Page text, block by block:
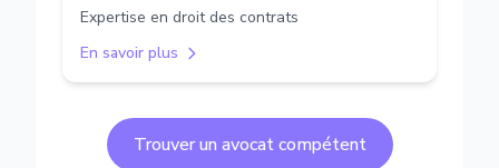
Expertise en droit des contrats
En savoir plus
Trouver un avocat compétent